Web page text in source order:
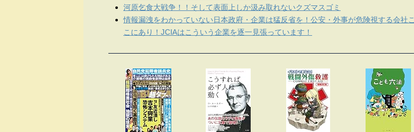
河原乞食大戦争！！そして表面上しか汲み取れないクズマスゴミ
情報漏洩をわかっていない日本政府・企業は猛反省を！公安・外事が危険視する会社こ
こにあり！JCIAはこういう企業を逐一見張っています！